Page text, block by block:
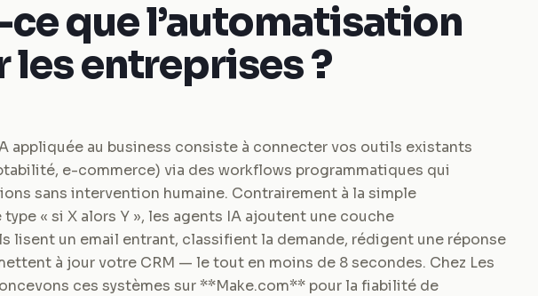
ce que l’automatisation
les entreprises ?
appliquée au business consiste à connecter vos outils existants
e-commerce) via des workflows programmatiques qui
sans intervention humaine. Contrairement à la simple
« si X alors Y », les agents IA ajoutent une couche
lisent un email entrant, classifient la demande, rédigent une réponse
à jour votre CRM — le tout en moins de 8 secondes. Chez Les
ces systèmes sur **Make.com** pour la fiabilité de